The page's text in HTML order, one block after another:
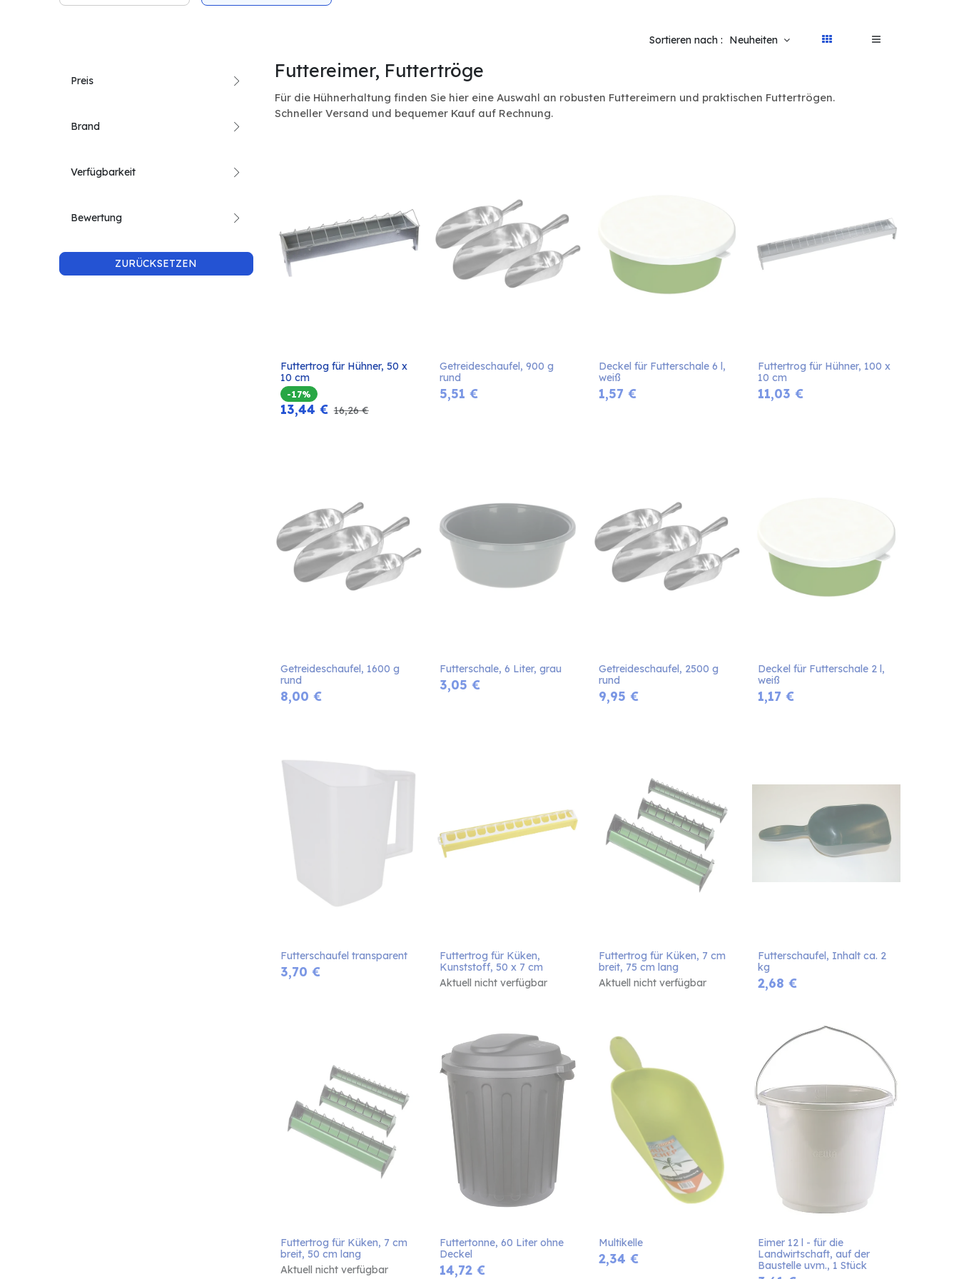
Sortieren nach : Neuheiten
Preis
Brand
Verfügbarkeit
Bewertung
ZURÜCKSETZEN
Futtereimer, Futtertröge
Für die Hühnerhaltung finden Sie hier eine Auswahl an robusten Futtereimern und praktischen Futtertrögen.
Schneller Versand und bequemer Kauf auf Rechnung.
In den
Futtertrog für Hühner, 50 x
10 cm
-17%
13,44 € 16,26€
Getreideschaufel, 900 g
rund
5,51 €
Deckel für Futterschale 6 l,
weiß
1,57 €
Futtertrog für Hühner, 100 x
10 cm
11,03 €
Getreideschaufel, 1600 g
rund
8,00 €
Futterschale, 6 Liter, grau
3,05 €
Getreideschaufel, 2500 g
rund
9,95 €
Deckel für Futterschale 2 l,
weiß
1,17 €
Futterschaufel transparent
3,70 €
Futtertrog für Küken,
Kunststoff, 50 x 7 cm
Aktuell nicht verfügbar
Futtertrog für Küken, 7 cm
breit, 75 cm lang
Aktuell nicht verfügbar
Futterschaufel, Inhalt ca. 2
kg
2,68 €
Futtertrog für Küken, 7 cm
breit, 50 cm lang
Aktuell nicht verfügbar
Futtertonne, 60 Liter ohne
Deckel
14,72€
Multikelle
2,34 €
Eimer 12 l - für die
Landwirtschaft, auf der
Baustelle uvm., 1 Stück